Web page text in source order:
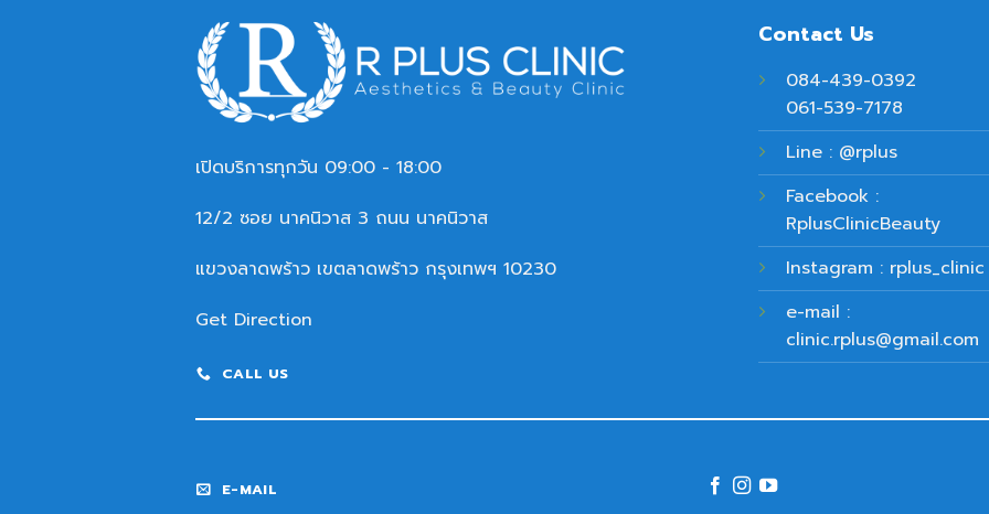
เปิดบริการทุกวัน 09:00 - 18:00
12/2 ซอย นาคนิวาส 3 ถนน นาคนิวาส
แขวงลาดพร้าว เขตลาดพร้าว กรุงเทพฯ 10230
Get Direction
CALL US
Contact Us
084-439-0392
061-539-7178
Line : @rplus
Facebook :
RplusClinicBeauty
Instagram : rplus_clinic
e-mail :
clinic.rplus@gmail.com
E-MAIL